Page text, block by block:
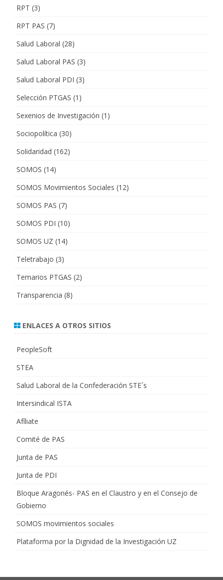
RPT (3)
RPT PAS (7)
Salud Laboral (28)
Salud Laboral PAS (3)
Salud Laboral PDI (3)
Selección PTGAS (1)
Sexenios de Investigación (1)
Sociopolítica (30)
Solidaridad (162)
SOMOS (14)
SOMOS Movimientos Sociales (12)
SOMOS PAS (7)
SOMOS PDI (10)
SOMOS UZ (14)
Teletrabajo (3)
Temarios PTGAS (2)
Transparencia (8)
ENLACES A OTROS SITIOS
PeopleSoft
STEA
Salud Laboral de la Confederación STE´s
Intersindical ISTA
Afíliate
Comité de PAS
Junta de PAS
Junta de PDI
Bloque Aragonés- PAS en el Claustro y en el Consejo de
Gobierno
SOMOS movimientos sociales
Plataforma por la Dignidad de la Investigación UZ